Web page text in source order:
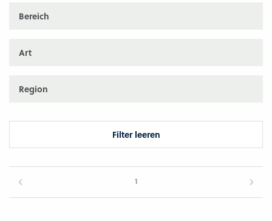
Bereich
Art
Region
Filter leeren
1